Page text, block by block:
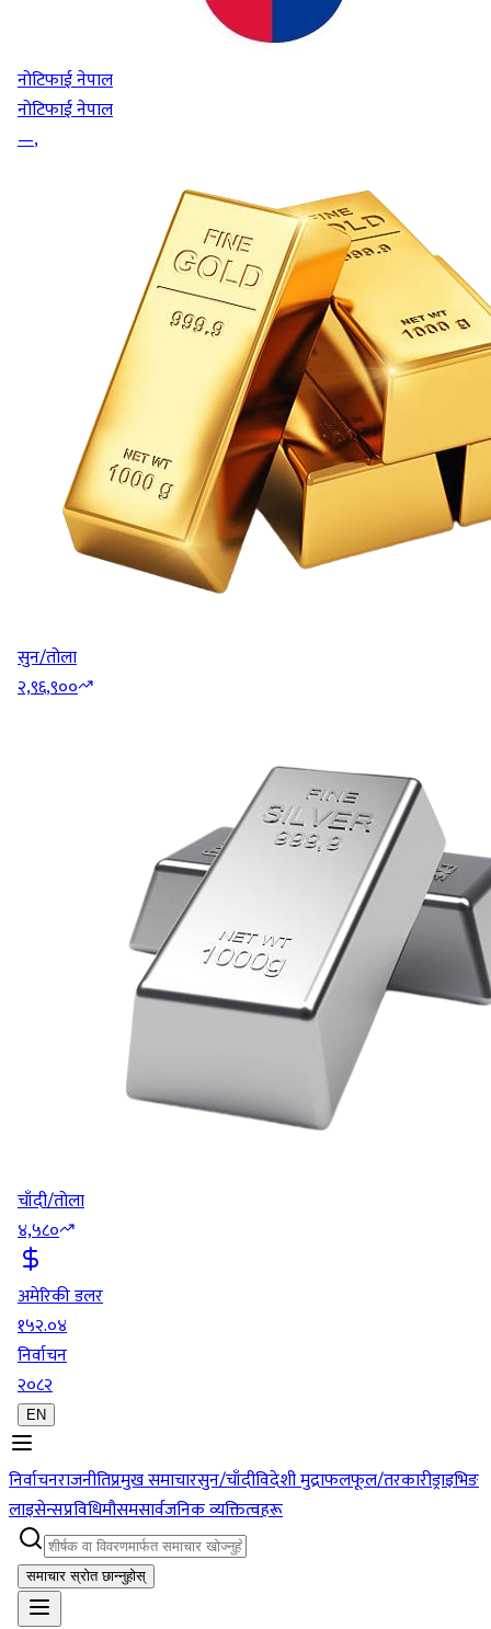
नोटिफाई नेपाल
नोटिफाई नेपाल
—,
सुन/तोला
२,९६,९००
चाँदी/तोला
४,५८०
अमेरिकी डलर
१५२.०४
निर्वाचन
२०८२
EN
निर्वाचनराजनीतिप्रमुख समाचारसुन/चाँदीविदेशी मुद्राफलफूल/तरकारीड्राइभिङ
लाइसेन्सप्रविधिमौसमसार्वजनिक व्यक्तित्वहरू
समाचार स्रोत छान्नुहोस्